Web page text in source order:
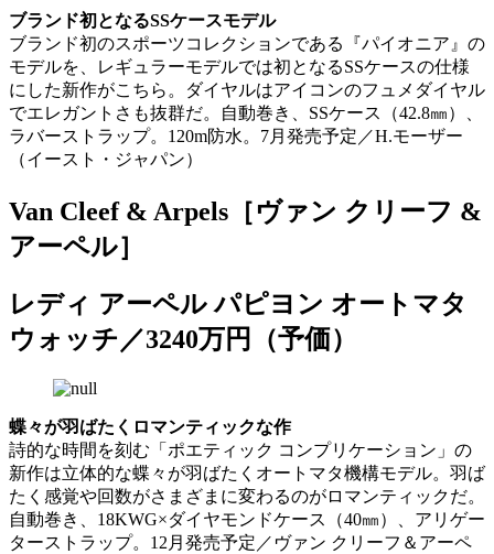
ブランド初となるSSケースモデル
ブランド初のスポーツコレクションである『パイオニア』の
モデルを、レギュラーモデルでは初となるSSケースの仕様
にした新作がこちら。ダイヤルはアイコンのフュメダイヤル
でエレガントさも抜群だ。自動巻き、SSケース（42.8㎜）、
ラバーストラップ。120m防水。7月発売予定／H.モーザー
（イースト・ジャパン）
Van Cleef & Arpels［ヴァン クリーフ &
アーペル］
レディ アーペル パピヨン オートマタ
ウォッチ／3240万円（予価）
蝶々が羽ばたくロマンティックな作
詩的な時間を刻む「ポエティック コンプリケーション」の
新作は立体的な蝶々が羽ばたくオートマタ機構モデル。羽ば
たく感覚や回数がさまざまに変わるのがロマンティックだ。
自動巻き、18KWG×ダイヤモンドケース（40㎜）、アリゲー
ターストラップ。12月発売予定／ヴァン クリーフ＆アーペ